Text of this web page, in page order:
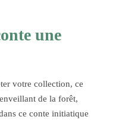
une
votre collection, ce
de la forêt,
ce conte initiatique